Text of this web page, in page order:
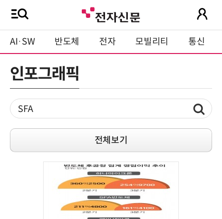
AI·SW 반도체 전자 모빌리티 통신
인포그래픽
전체보기